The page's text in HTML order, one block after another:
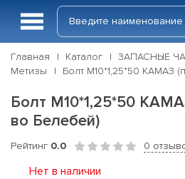
Главная Каталог ЗАПАСНЫЕ
Метизы
Болт М10*1,25*50 КАМАЗ
Болт М10*1,25*50
во Белебей)
Рейтинг 0.0 0
Нет в наличии